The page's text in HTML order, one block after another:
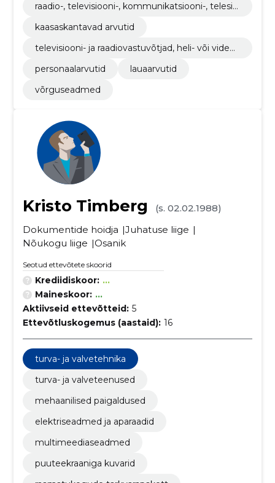
raadio-, televisiooni-, kommunikatsiooni-, telesid
kaasaskantavad arvutid
televisiooni- ja raadiovastuvõtjad, heli- või videos
personaalarvutid
lauaarvutid
võrguseadmed
Kristo Timberg
(s. 02.02.1988)
Dokumentide hoidja
Juhatuse liige
Nõukogu liige
Osanik
Seotud ettevõtete skoorid
Krediidiskoor: ...
Maineskoor: ...
Aktiivseid ettevõtteid: 5
Ettevõtluskogemus (aastaid): 16
turva- ja valvetehnika
turva- ja valveteenused
mehaanilised paigaldused
elektriseadmed ja aparaadid
multimeediaseadmed
puuteekraaniga kuvarid